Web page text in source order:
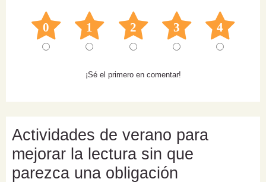
0 1 2 3 4
¡Sé el primero en comentar!
Actividades de verano para
mejorar la lectura sin que
parezca una obligación